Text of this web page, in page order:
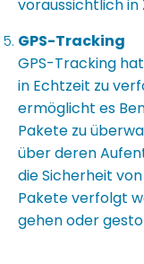
voraussichtlich
GPS-Tracking
GPS-Tracking
in Echtzeit zu
ermöglicht es
Pakete zu
über deren
die Sicherheit
Pakete verfolgt
gehen oder